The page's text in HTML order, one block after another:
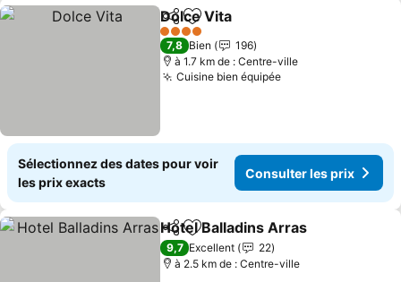
PartagerAjouter à mes favoris
Dolce Vita
4 Étoiles
7,8 Bien
196
à 1.7 km de : Centre-ville
Cuisine bien équipéeConsulter les prix
Sélectionnez des dates pour voir
les prix exacts
Consulter les prix
PartagerAjouter à mes favoris
Hotel Balladins Arras
9,7 Excellent
22
à 2.5 km de : Centre-ville